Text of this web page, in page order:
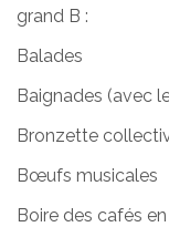
grand B :
Balades
Baignades (avec
Bronzette
Bœufs musicales
Boire des cafés